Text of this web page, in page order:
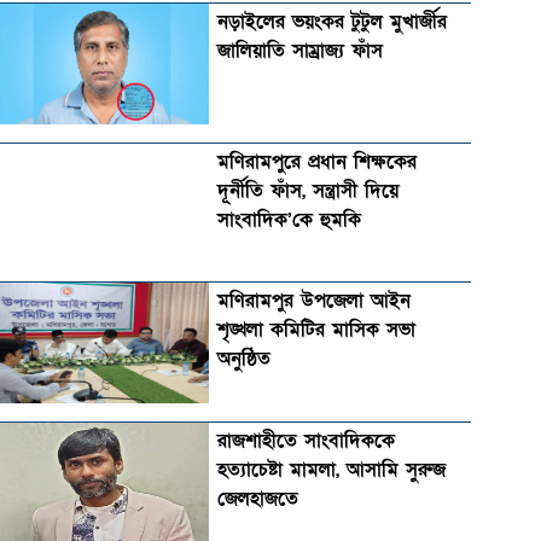
নড়াইলের ভয়ংকর টুটুল মুখার্জীর
জালিয়াতি সাম্রাজ্য ফাঁস
মণিরামপুরে প্রধান শিক্ষকের
দূর্নীতি ফাঁস, সন্ত্রাসী দিয়ে
সাংবাদিক’কে হুমকি
মণিরামপুর উপজেলা আইন
শৃঙ্খলা কমিটির মাসিক সভা
অনুষ্ঠিত‎‎
রাজশাহীতে সাংবাদিককে
হত্যাচেষ্টা মামলা, আসামি সুরুজ
জেলহাজতে